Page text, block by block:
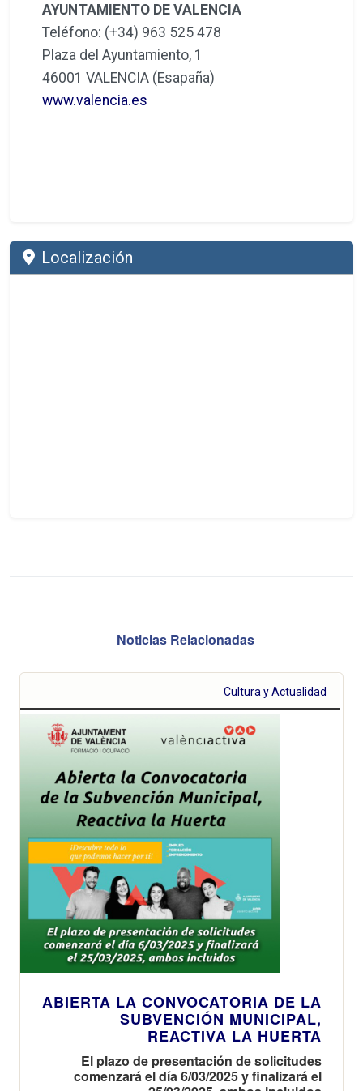
AYUNTAMIENTO DE VALENCIA
Teléfono: (+34) 963 525 478
Plaza del Ayuntamiento, 1
46001 VALENCIA (Esapaña)
www.valencia.es
Localización
Noticias Relacionadas
Cultura y Actualidad
ABIERTA LA CONVOCATORIA DE LA
SUBVENCIÓN MUNICIPAL,
REACTIVA LA HUERTA
El plazo de presentación de solicitudes
comenzará el día 6/03/2025 y finalizará el